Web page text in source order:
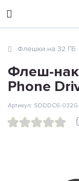
sales@dimoll.ru
Флешки на 32 ГБ
Флеш-
Phone
Артикул: SDDDC6-